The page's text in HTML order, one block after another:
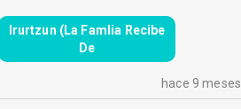
Irurtzun (La Famlia Recibe
De
hace 9 meses